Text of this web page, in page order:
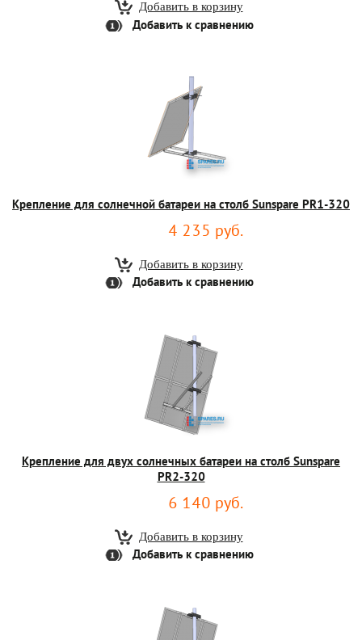
Добавить к сравнению
Крепление для солнечной батареи на столб Sunspare PR1-320
4 235 руб.
Добавить к сравнению
Крепление для двух солнечных батареи на столб Sunspare
PR2-320
6 140 руб.
Добавить к сравнению